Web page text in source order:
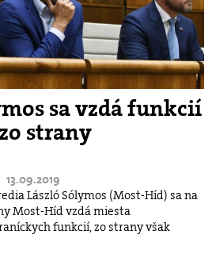
sa vzdá funkcií
strany
13.09.2019
László Sólymos (Most-Híd) sa na
Most-Híd vzdá miesta
funkcií, zo strany však